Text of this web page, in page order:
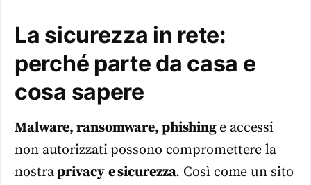
La sicurezza in rete:
perché parte da casa e
cosa sapere
Malware, ransomware, phishing e accessi
non autorizzati possono compromettere la
nostraprivacy e sicurezza. Così come un sito